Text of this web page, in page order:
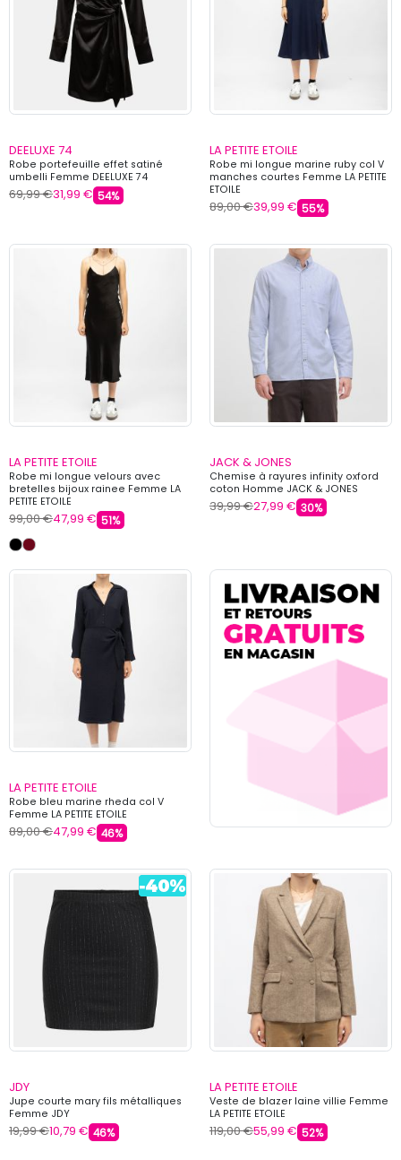
DEELUXE 74
Robe portefeuille effet satiné
umbelli Femme DEELUXE 74
69,99 €31,99 € 54%
LA PETITE ETOILE
Robe mi longue marine ruby col V
manches courtes Femme LA PETITE
ETOILE
89,00 €39,99 € 55%
LA PETITE ETOILE
Robe mi longue velours avec
bretelles bijoux rainee Femme LA
PETITE ETOILE
99,00 €47,99 € 51%
JACK & JONES
Chemise à rayures infinity oxford
coton Homme JACK & JONES
39,99 €27,99 € 30%
LA PETITE ETOILE
Robe bleu marine rheda col V
Femme LA PETITE ETOILE
89,00 €47,99 € 46%
JDY
Jupe courte mary fils métalliques
Femme JDY
19,99 €10,79 € 46%
LA PETITE ETOILE
Veste de blazer laine villie Femme
LA PETITE ETOILE
119,00 €55,99 € 52%